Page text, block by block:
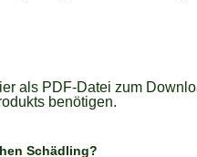
als PDF-Datei zum
benötigen.
Schädling?